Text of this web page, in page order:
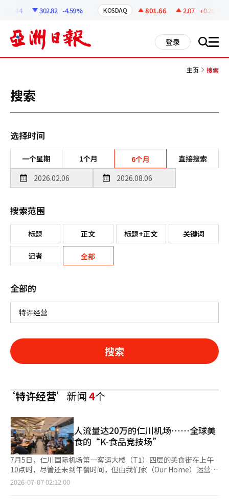
302.82 -4.59% KOSDAQ 801.66 2.07 +0.26%
登录 搜 all
主页 搜索
搜索
选择时间
一个星期 1个月 6个月 直接搜索
搜索范围
标题 正文 标题+正文 关键词
记者 全部
全部的
搜索
‘特许经营’新闻4个
人流量达20万的仁川机场……全球美
食的“K-食品竞技场”
7月5日，仁川国际机场第一客运大楼（T1）四层的美食街在上午
10点时，尽管还未到午餐时间，但由我们家（Our Home）运营的
食堂‘Food Empire’已经人满为患，几乎找不到空位。‘Food
2026-07-07 02:12:00